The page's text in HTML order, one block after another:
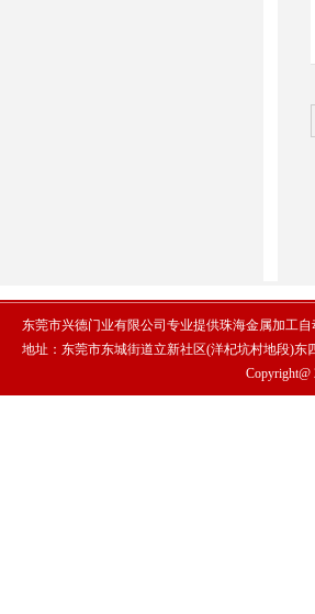
东莞市兴德门业有限公司专业提供珠海金属加工
地址：东莞市东城街道立新社区(洋杞坑村地段)东
Copyright@